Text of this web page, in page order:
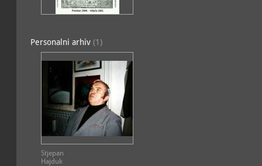
Personalni arhiv (1)
Stjepan
Hajduk